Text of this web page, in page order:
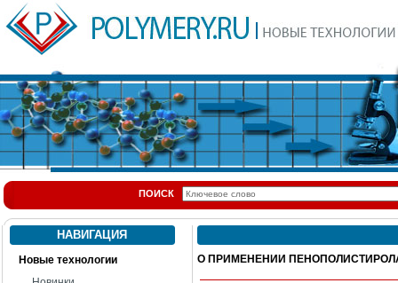
ПОИСК
НАВИГАЦИЯ
Новые технологии
О ПРИМЕНЕНИИ ПЕНОПОЛИСТИРОЛА: